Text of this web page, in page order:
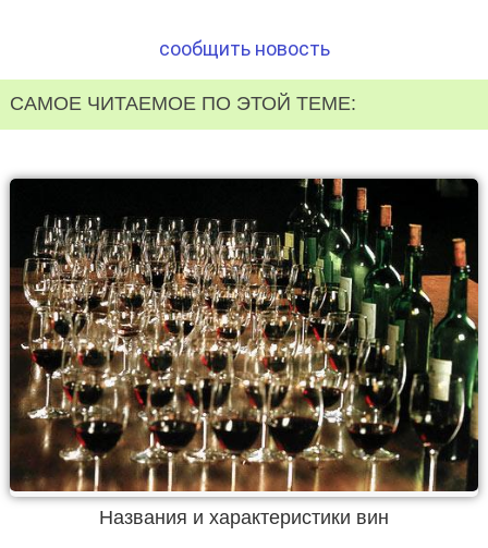
сообщить новость
САМОЕ ЧИТАЕМОЕ ПО ЭТОЙ ТЕМЕ:
Названия и характеристики вин